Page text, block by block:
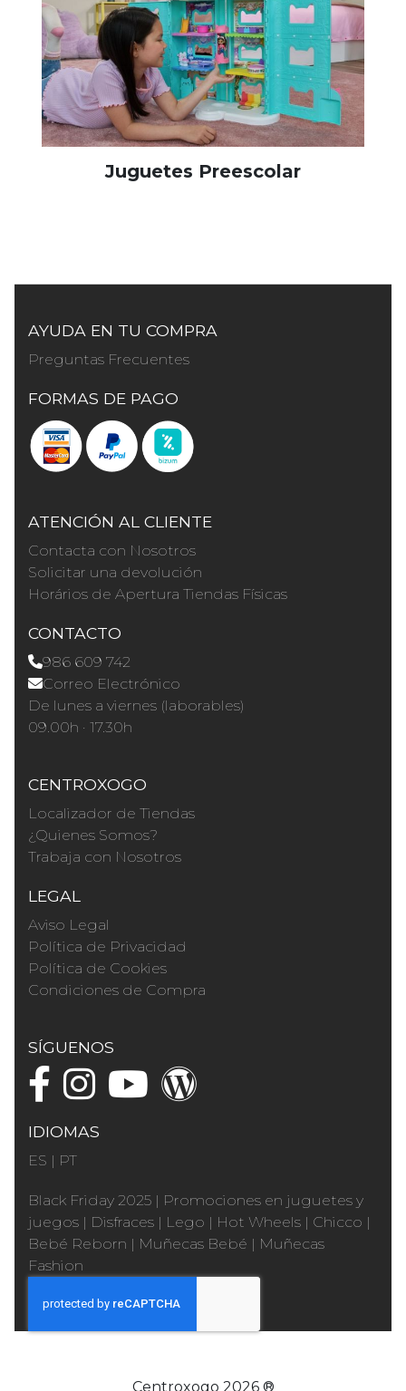
Juguetes Preescolar
AYUDA EN TU COMPRA
Preguntas Frecuentes
FORMAS DE PAGO
ATENCIÓN AL CLIENTE
Contacta con Nosotros
Solicitar una devolución
Horários de Apertura Tiendas Físicas
CONTACTO
986 609 742
Correo Electrónico
De lunes a viernes (laborables)
09.00h · 17.30h
CENTROXOGO
Localizador de Tiendas
¿Quienes Somos?
Trabaja con Nosotros
LEGAL
Aviso Legal
Política de Privacidad
Política de Cookies
Condiciones de Compra
SÍGUENOS
IDIOMAS
ES | PT
Black Friday 2025 | Promociones en juguetes y
juegos | Disfraces | Lego | Hot Wheels | Chicco |
Bebé Reborn | Muñecas Bebé | Muñecas
Fashion
Centroxogo 2026 ®